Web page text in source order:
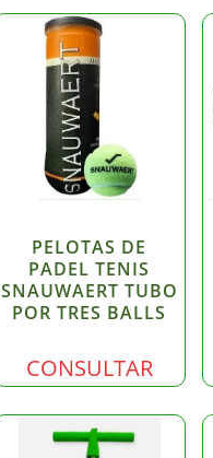
PELOTAS DE
PADEL TENIS
SNAUWAERT TUBO
POR TRES BALLS
CONSULTAR